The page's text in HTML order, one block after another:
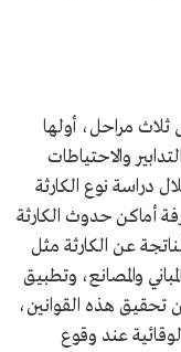
ثلاث مراحل، أولها
والاحتياطات
دراسة نوع الكارثة
أماكن حدوث الكارثة
عن الكارثة مثل
والمصانع، وتطبيق
تحقيق هذه القوانين،
عند وقوع